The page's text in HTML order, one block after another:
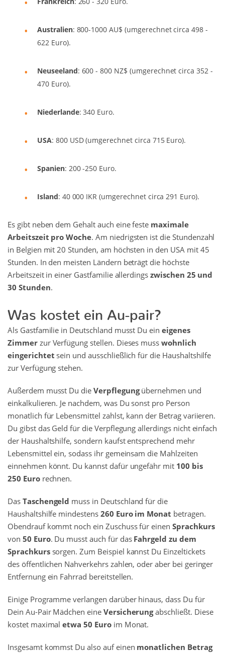
Australien: 800-1000 AU$ (umgerechnet circa 498 -
622 Euro).
Neuseeland: 600 - 800 NZ$ (umgerechnet circa 352 -
470 Euro).
Niederlande: 340 Euro.
USA: 800 USD (umgerechnet circa 715 Euro).
Spanien: 200 -250 Euro.
Island: 40 000 IKR (umgerechnet circa 291 Euro).
Es gibt neben dem Gehalt auch eine feste maximale
Arbeitszeit pro Woche. Am niedrigsten ist die Stundenzahl
in Belgien mit 20 Stunden, am höchsten in den USA mit 45
Stunden. In den meisten Ländern beträgt die höchste
Arbeitszeit in einer Gastfamilie allerdingszwischen 25 und
30 Stunden.
Was kostet ein Au-pair?
Als Gastfamilie in Deutschland musst Du eineigenes
Zimmerzur Verfügung stellen. Dieses musswohnlich
eingerichtet sein und ausschließlich für die Haushaltshilfe
zur Verfügung stehen.
Außerdem musst Du dieVerpflegungübernehmen und
einkalkulieren. Je nachdem, was Du sonst pro Person
monatlich für Lebensmittel zahlst, kann der Betrag variieren.
Du gibst das Geld für die Verpflegung allerdings nicht einfach
der Haushaltshilfe, sondern kaufst entsprechend mehr
Lebensmittel ein, sodass ihr gemeinsam die Mahlzeiten
einnehmen könnt. Du kannst dafür ungefähr mit 100 bis
250 Eurorechnen.
Das Taschengeld muss in Deutschland für die
Haushaltshilfe mindestens 260 Euro im Monat betragen.
Obendrauf kommt noch ein Zuschuss für einenSprachkurs
von 50 Euro. Du musst auch für das Fahrgeld zu dem
Sprachkurssorgen. Zum Beispiel kannst Du Einzeltickets
des öffentlichen Nahverkehrs zahlen, oder aber bei geringer
Entfernung ein Fahrrad bereitstellen.
Einige Programme verlangen darüber hinaus, dass Du für
Dein Au-Pair Mädchen eine Versicherungabschließt. Diese
kostet maximaletwa 50 Euroim Monat.
Insgesamt kommst Du also auf einen monatlichen Betrag